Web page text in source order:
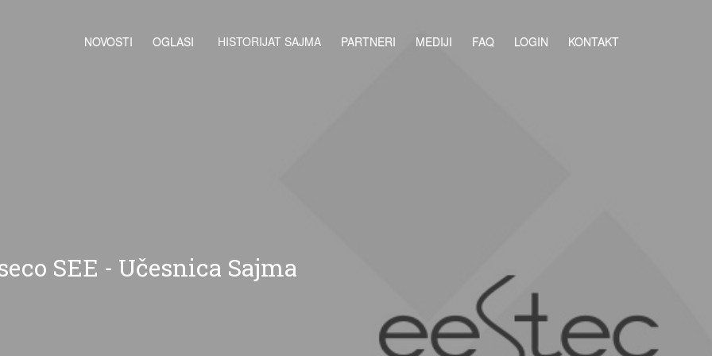
NOVOSTI OGLASI HISTORIJAT SAJMA PARTNERI MEDIJI FAQ LOGIN KONTAKT
SEE - Učesnica Sajma